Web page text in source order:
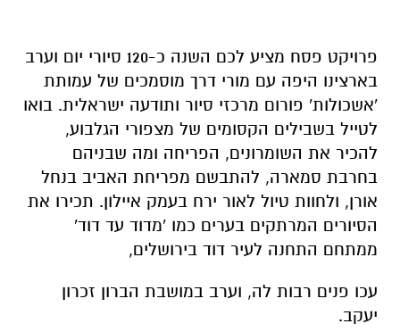
פרויקט פסח מציע לכם השנה כ-120 סיורי יום וערב
בארצינו היפה עם מורי דרך מוסמכים של עמותת
'אשכולות' פורום מרכזי סיור ותודעה ישראלית. בואו
לטייל בשבילים הקסומים של מצפורי הגלבוע,
להכיר את השומרונים, הפריחה ומה שבניהם
בחרבת סמארה, להתבשם מפריחת האביב בנחל
אורן, ולחוות טיול לאור ירח בעמק איילון. תכירו את
הסיורים המרתקים בערים כמו 'מדוד עד דוד'
ממתחם התחנה לעיר דוד בירושלים,
עכו פנים רבות לה, וערב במושבת הברון זכרון
יעקב.